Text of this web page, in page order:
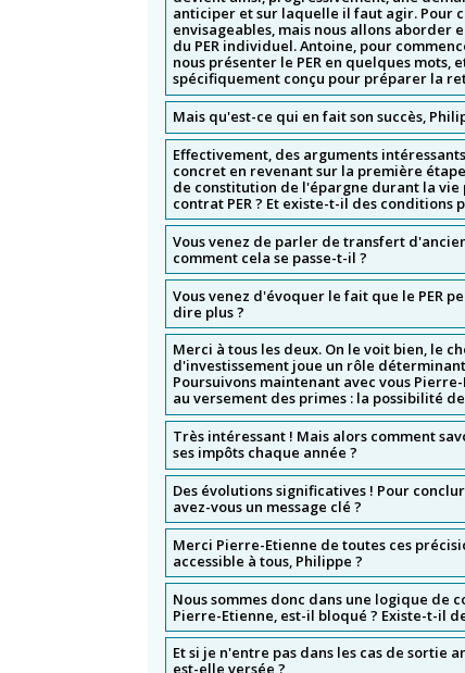
anticiper et sur laquelle il faut agir. Pour
envisageables, mais nous allons aborder
du PER individuel. Antoine, pour
nous présenter le PER en quelques mots,
spécifiquement conçu pour préparer la
Mais qu'est-ce qui en fait son succès,
Effectivement, des arguments
concret en revenant sur la première
de constitution de l'épargne durant la
contrat PER ? Et existe-t-il des
Vous venez de parler de transfert
comment cela se passe-t-il ?
Vous venez d'évoquer le fait que le PER
dire plus ?
Merci à tous les deux. On le voit bien, le
d'investissement joue un rôle
Poursuivons maintenant avec vous
au versement des primes : la possibilité
Très intéressant ! Mais alors comment
ses impôts chaque année ?
Des évolutions significatives ! Pour
avez-vous un message clé ?
Merci Pierre-Etienne de toutes ces
accessible à tous, Philippe ?
Nous sommes donc dans une logique de
Pierre-Etienne, est-il bloqué ? Existe-t-il
Et si je n'entre pas dans les cas de sortie
est-elle versée ?